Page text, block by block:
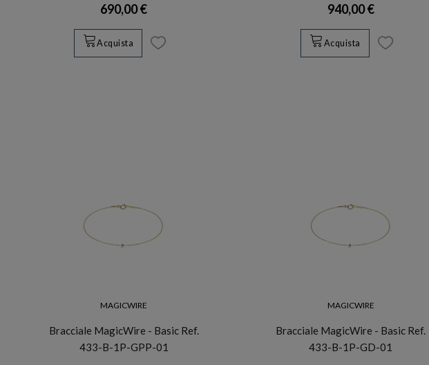
690,00 €
Acquista
940,00 €
Acquista
MAGICWIRE
Bracciale MagicWire - Basic Ref.
433-B-1P-GPP-01
MAGICWIRE
Bracciale MagicWire - Basic Ref.
433-B-1P-GD-01